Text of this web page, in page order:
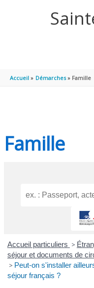
Accueil Démarches Famille
Famille
Accueil particuliers >
séjour et documents de
> Peut-on s'installer
séjour français ?